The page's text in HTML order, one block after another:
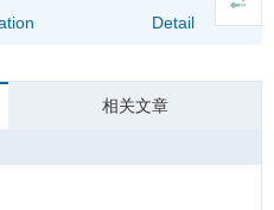
Detail
相关文章